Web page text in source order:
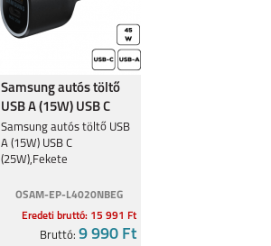
Samsung autós töltő
USB A (15W) USB C
(25W),Fekete
Samsung autós töltő USB
A (15W) USB C
(25W),Fekete
OSAM-EP-L4020NBEG
Eredeti bruttó: 15 991 Ft
Bruttó: 9 990 Ft